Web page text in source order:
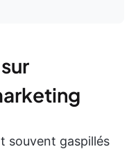
souvent gaspillés